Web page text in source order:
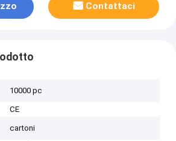
Contattaci
10000 pc
CE
cartoni